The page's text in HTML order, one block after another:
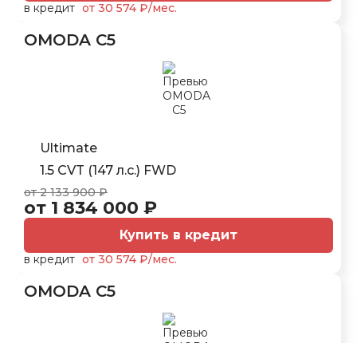
в кредит от 30 574 ₽/мес.
OMODA C5
Ultimate
1.5 CVT (147 л.с.) FWD
от 2 133 900 ₽
от 1 834 000 ₽
Купить в кредит
в кредит от 30 574 ₽/мес.
OMODA C5